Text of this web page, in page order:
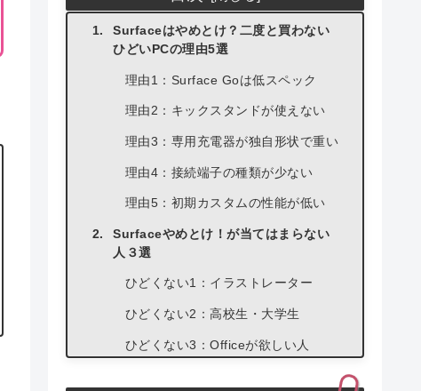
Surfaceはやめとけ？二度と買わない
ひどいPCの理由5選
理由1：Surface Goは低スペック
理由2：キックスタンドが使えない
理由3：専用充電器が独自形状で重い
理由4：接続端子の種類が少ない
理由5：初期カスタムの性能が低い
Surfaceやめとけ！が当てはまらない
人３選
ひどくない1：イラストレーター
ひどくない2：高校生・大学生
ひどくない3：Officeが欲しい人